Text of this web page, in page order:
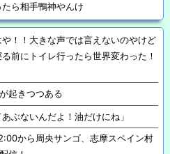
ら相手鴨神やんけ
や！！大きな声では言えないのやけど
前にトイレ行ったら世界変わった！
起きつつある
ぶないんだよ！油だけにね」
から周央サンゴ、志摩スペイン村